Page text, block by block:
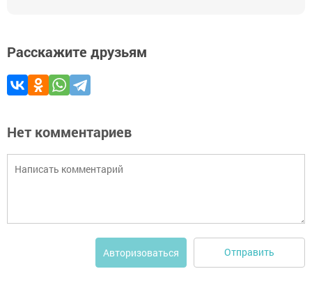
Расскажите друзьям
Нет комментариев
Авторизоваться Отправить